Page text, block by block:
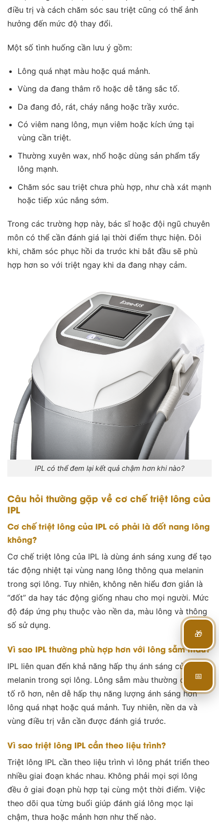
điều trị và cách chăm sóc sau triệt cũng có thể ảnh
hưởng đến mức độ thay đổi.
Một số tình huống cần lưu ý gồm:
Lông quá nhạt màu hoặc quá mảnh.
Vùng da đang thâm rõ hoặc dễ tăng sắc tố.
Da đang đỏ, rát, cháy nắng hoặc trầy xước.
Có viêm nang lông, mụn viêm hoặc kích ứng tại
vùng cần triệt.
Thường xuyên wax, nhổ hoặc dùng sản phẩm tẩy
lông mạnh.
Chăm sóc sau triệt chưa phù hợp, như chà xát mạnh
hoặc tiếp xúc nắng sớm.
Trong các trường hợp này, bác sĩ hoặc đội ngũ chuyên
môn có thể cần đánh giá lại thời điểm thực hiện. Đôi
khi, chăm sóc phục hồi da trước khi bắt đầu sẽ phù
hợp hơn so với triệt ngay khi da đang nhạy cảm.
IPL có thể đem lại kết quả chậm hơn khi nào?
Câu hỏi thường gặp về cơ chế triệt lông của
IPL
Cơ chế triệt lông của IPL có phải là đốt nang lông
không?
Cơ chế triệt lông của IPL là dùng ánh sáng xung để tạo
tác động nhiệt tại vùng nang lông thông qua melanin
trong sợi lông. Tuy nhiên, không nên hiểu đơn giản là
“đốt” da hay tác động giống nhau cho mọi người. Mức
độ đáp ứng phụ thuộc vào nền da, màu lông và thông
số sử dụng.
Vì sao IPL thường phù hợp hơn với lông sẫm màu?
IPL liên quan đến khả năng hấp thụ ánh sáng của
melanin trong sợi lông. Lông sẫm màu thường có sắc
tố rõ hơn, nên dễ hấp thụ năng lượng ánh sáng hơn
lông quá nhạt hoặc quá mảnh. Tuy nhiên, nền da và
vùng điều trị vẫn cần được đánh giá trước.
Vì sao triệt lông IPL cần theo liệu trình?
Triệt lông IPL cần theo liệu trình vì lông phát triển theo
nhiều giai đoạn khác nhau. Không phải mọi sợi lông
đều ở giai đoạn phù hợp tại cùng một thời điểm. Việc
theo dõi qua từng buổi giúp đánh giá lông mọc lại
chậm, thưa hoặc mảnh hơn như thế nào.
🎁
📅